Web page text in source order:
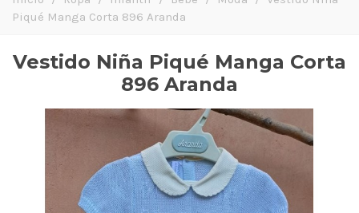
Piqué Manga Corta 896 Aranda
Vestido Niña Piqué Manga Corta
896 Aranda